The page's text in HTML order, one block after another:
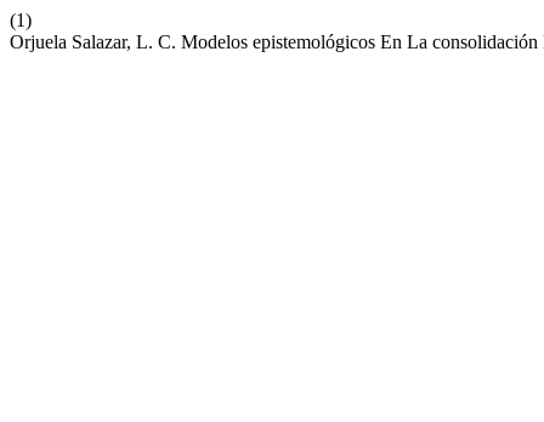
(1)
Orjuela Salazar, L. C. Modelos epistemológicos En La